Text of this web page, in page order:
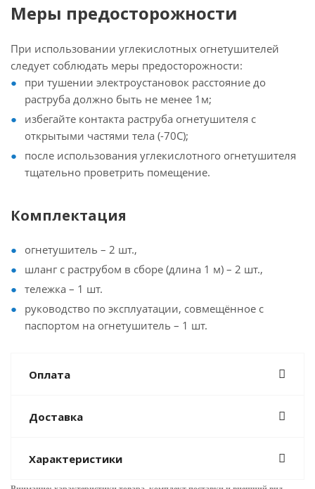
Меры предосторожности
При использовании углекислотных огнетушителей
следует соблюдать меры предосторожности:
при тушении электроустановок расстояние до
раструба должно быть не менее 1м;
избегайте контакта раструба огнетушителя с
открытыми частями тела (-70С);
после использования углекислотного огнетушителя
тщательно проветрить помещение.
Комплектация
огнетушитель – 2 шт.,
шланг с раструбом в сборе (длина 1 м) – 2 шт.,
тележка – 1 шт.
руководство по эксплуатации, совмещённое с
паспортом на огнетушитель – 1 шт.
Оплата
Доставка
Характеристики